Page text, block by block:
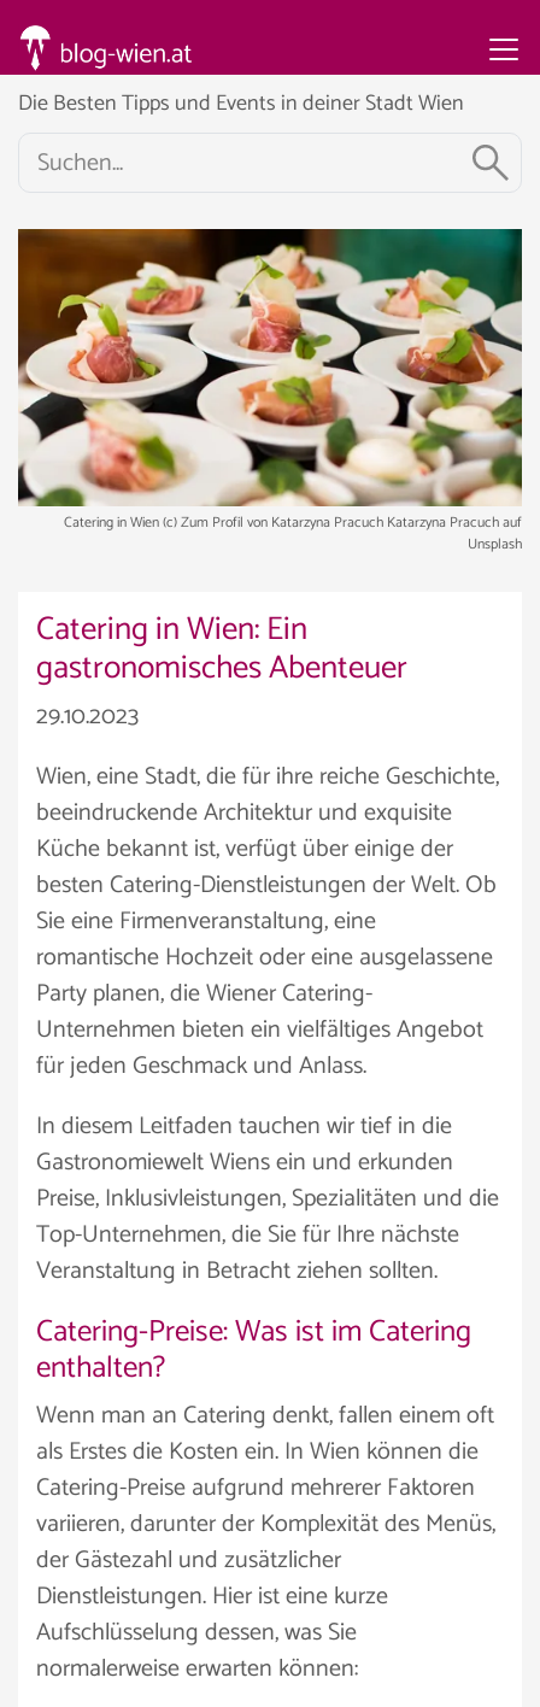
Die Besten Tipps und Events in deiner Stadt Wien
Catering in Wien (c) Zum Profil von Katarzyna Pracuch Katarzyna Pracuch auf
Unsplash
Catering in Wien: Ein
gastronomisches Abenteuer
29.10.2023
Wien, eine Stadt, die für ihre reiche Geschichte,
beeindruckende Architektur und exquisite
Küche bekannt ist, verfügt über einige der
besten Catering-Dienstleistungen der Welt. Ob
Sie eine Firmenveranstaltung, eine
romantische Hochzeit oder eine ausgelassene
Party planen, die Wiener Catering-
Unternehmen bieten ein vielfältiges Angebot
für jeden Geschmack und Anlass.
In diesem Leitfaden tauchen wir tief in die
Gastronomiewelt Wiens ein und erkunden
Preise, Inklusivleistungen, Spezialitäten und die
Top-Unternehmen, die Sie für Ihre nächste
Veranstaltung in Betracht ziehen sollten.
Catering-Preise: Was ist im Catering
enthalten?
Wenn man an Catering denkt, fallen einem oft
als Erstes die Kosten ein. In Wien können die
Catering-Preise aufgrund mehrerer Faktoren
variieren, darunter der Komplexität des Menüs,
der Gästezahl und zusätzlicher
Dienstleistungen. Hier ist eine kurze
Aufschlüsselung dessen, was Sie
normalerweise erwarten können: